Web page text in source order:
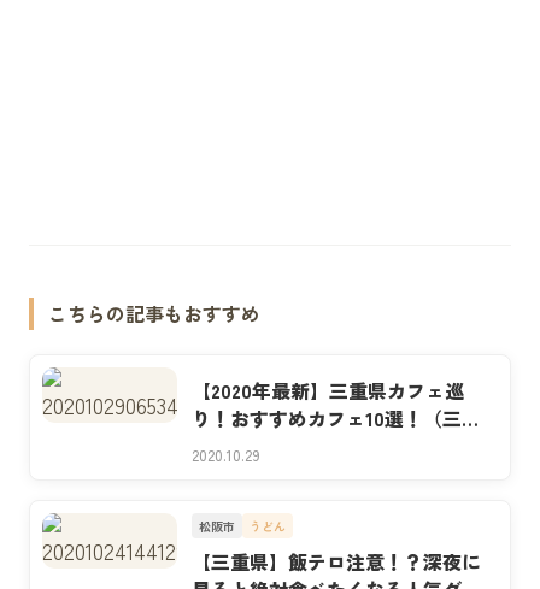
こちらの記事もおすすめ
【2020年最新】三重県カフェ巡
り！おすすめカフェ10選！（三重
県民イチ押しのカフェ紹介）
2020.10.29
松阪市 うどん
【三重県】飯テロ注意！？深夜に